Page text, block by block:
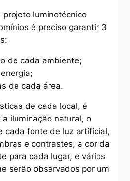
projeto luminotécnico
é preciso garantir 3
de cada ambiente;
de cada área.
de cada local, é
iluminação natural, o
cada fonte de luz artificial,
e contrastes, a cor da
para cada lugar, e vários
serão observados por um